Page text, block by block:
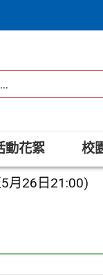
動花絮 校
月26日21:00)